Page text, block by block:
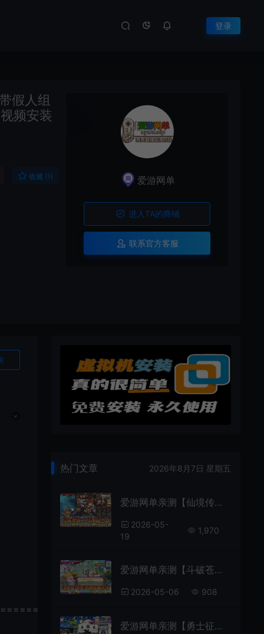
登录
假人组
频安装
收藏 (1) 爱游网单
进入TA的商铺
联系官方客服
热门文章 2026年8月7日 星期五
爱游网单亲测【仙境传说H5绯雨骑士团】最新整理带假人组队 网页手机双端 带GM物品充值后台 虚拟机一键端 视频安装教学 支持手机家庭局域网
2026-05-
19
1,970
爱游网单亲测【斗破苍穹单机版】最新整理神境修复版 页游单机 带GM后台可发物品装备元宝 虚拟机一键端 视频安装教学
2026-05-06 908
爱游网单亲测【勇士征程】H5地下城页游小游戏 女鬼剑 内购解锁无广告一键启动支持手机局域网 视频安装教学